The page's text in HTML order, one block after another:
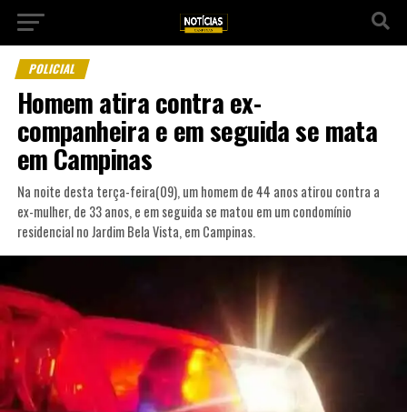
POLICIAL
Homem atira contra ex-
companheira e em seguida se mata
em Campinas
Na noite desta terça-feira(09), um homem de 44 anos atirou contra a
ex-mulher, de 33 anos, e em seguida se matou em um condomínio
residencial no Jardim Bela Vista, em Campinas.